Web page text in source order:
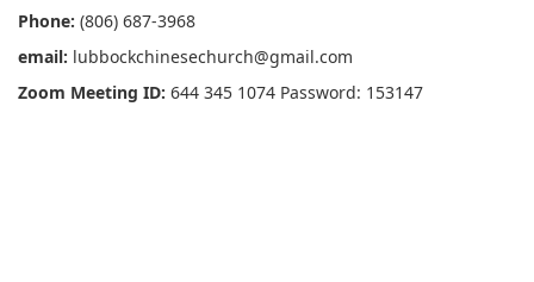
Phone: (806) 687-3968
email: lubbockchinesechurch@gmail.com
Zoom Meeting ID: 644 345 1074 Password: 153147